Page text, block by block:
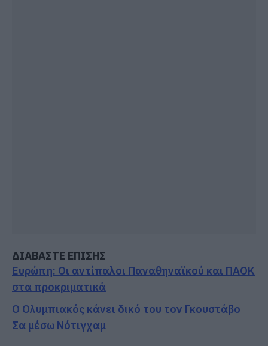
ΔΙΑΒΑΣΤΕ ΕΠΙΣΗΣ
Ευρώπη: Οι αντίπαλοι Παναθηναϊκού και ΠΑΟΚ
στα προκριματικά
Ο Ολυμπιακός κάνει δικό του τον Γκουστάβο
Σα μέσω Νότιγχαμ